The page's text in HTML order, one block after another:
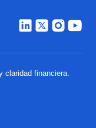
claridad financiera.